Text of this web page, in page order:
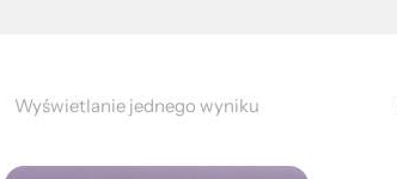
Wyświetlanie jednego wyniku